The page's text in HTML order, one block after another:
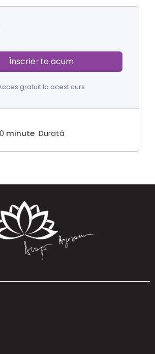
Înscrie-te acum
gratuit la acest curs
minute Durată